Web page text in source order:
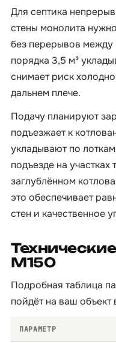
Для септика
стены монолита
без перерывов
порядка 3,5 м³
снимает риск
дальнем плече.
Подачу планируют
подъезжает к
укладывают по
подъезде на
заглублённом
это обеспечивает
стен и качественное
М150
Подробная таблица
пойдёт на ваш объект
ПАРАМЕТР